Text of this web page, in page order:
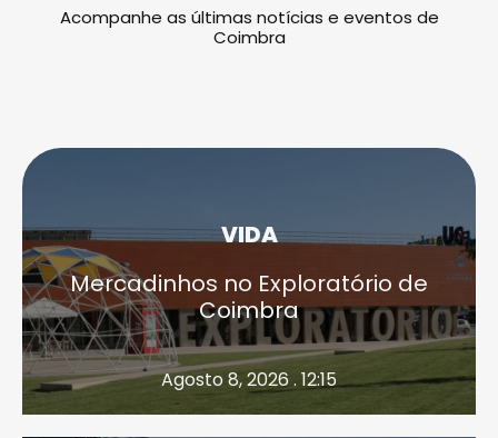
Acompanhe as últimas notícias e eventos de
Coimbra
VIDA
Mercadinhos no Exploratório de
Coimbra
Agosto 8, 2026 . 12:15